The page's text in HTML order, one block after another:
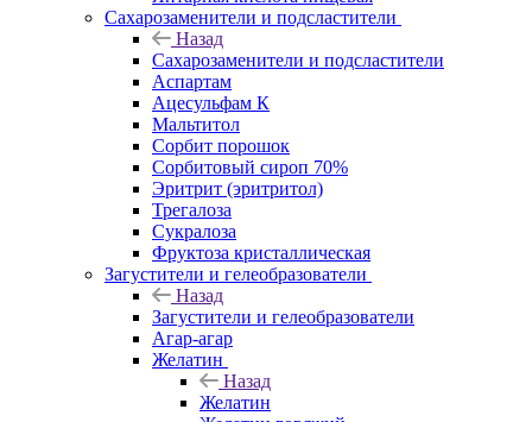
Сахарозаменители и подсластители
Назад
Сахарозаменители и подсластители
Аспартам
Ацесульфам К
Мальтитол
Сорбит порошок
Сорбитовый сироп 70%
Эритрит (эритритол)
Трегалоза
Сукралоза
Фруктоза кристаллическая
Загустители и гелеобразователи
Назад
Загустители и гелеобразователи
Агар-агар
Желатин
Назад
Желатин